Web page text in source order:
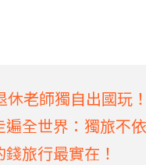
休老師獨自出國玩
遍全世界：獨旅不
錢旅行最實在！